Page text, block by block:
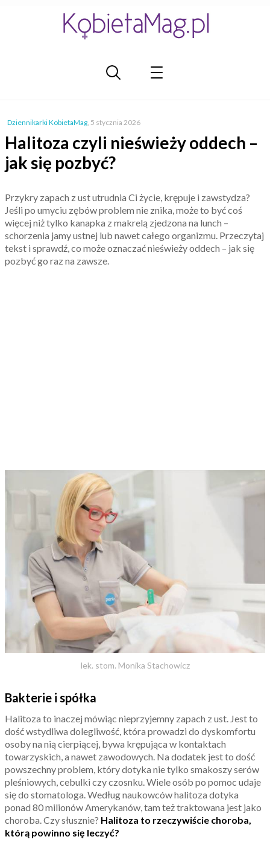
Dziennikarki KobietaMag, 5 stycznia 2026
Halitoza czyli nieświeży oddech –
jak się pozbyć?
Przykry zapach z ust utrudnia Ci życie, krępuje i zawstydza?
Jeśli po umyciu zębów problem nie znika, może to być coś
więcej niż tylko kanapka z makrelą zjedzona na lunch –
schorzenia jamy ustnej lub nawet całego organizmu. Przeczytaj
tekst i sprawdź, co może oznaczać nieświeży oddech – jak się
pozbyć go raz na zawsze.
lek. stom. Monika Stachowicz
Bakterie i spółka
Halitoza to inaczej mówiąc nieprzyjemny zapach z ust. Jest to
dość wstydliwa dolegliwość, która prowadzi do dyskomfortu
osoby na nią cierpiącej, bywa krępująca w kontaktach
towarzyskich, a nawet zawodowych. Na dodatek jest to dość
powszechny problem, który dotyka nie tylko smakoszy serów
pleśniowych, cebulki czy czosnku. Wiele osób po pomoc udaje
się do stomatologa. Według naukowców halitoza dotyka
ponad 80 milionów Amerykanów, tam też traktowana jest jako
choroba. Czy słusznie? Halitoza to rzeczywiście choroba,
którą powinno się leczyć?